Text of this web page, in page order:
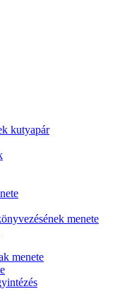
kutyapár
menete
menete